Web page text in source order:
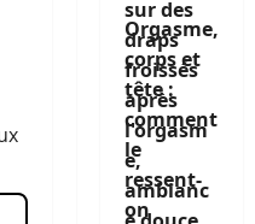
Orgasme,
corps et
tête :
comment
le
ressent-
on